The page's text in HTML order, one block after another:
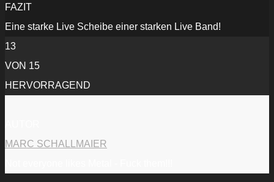
FAZIT
Eine starke Live Scheibe einer starken Live Band!
13
VON 15
HERVORRAGEND
MARC SCHALLMAIER